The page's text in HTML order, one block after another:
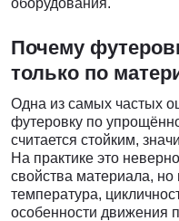
оборудования.
Почему
только по
Одна из самых частых
футеровку по
считается стойким,
На практике это
свойства материала,
температура,
особенности движения